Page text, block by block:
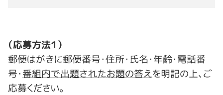
（応募方法１）
郵便はがきに郵便番号・住所・氏名・年齢・電話番
号・番組内で出題されたお題の答えを明記の上、ご
応募ください。